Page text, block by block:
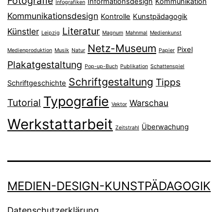
Infografiken
Kommunikationsdesign Kontrolle Kunstpädagogik
Künstler Leipzig Literatur Magnum Mahnmal Medienkunst
Medienproduktion Musik Natur Netz-Museum Papier Pixel
Plakatgestaltung Pop-up-Buch Publikation Schattenspiel
Schriftgeschichte Schriftgestaltung Tipps
Tutorial Typografie Vektor Warschau
Werkstattarbeit Zeitstrahl Überwachung
MEDIEN-DESIGN-KUNSTPÄDAGOGIK